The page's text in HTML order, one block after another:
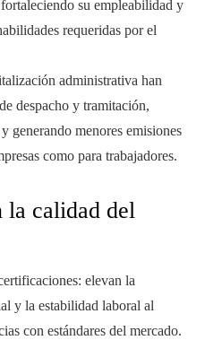
su empleabilidad y
requeridas por el
administrativa han
despacho y tramitación,
generando menores emisiones
como para trabajadores.
la calidad del
elevan la
y la estabilidad laboral al
con estándares del mercado.